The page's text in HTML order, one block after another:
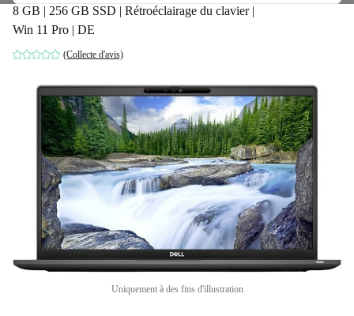
8 GB | 256 GB SSD | Rétroéclairage du clavier |
Win 11 Pro | DE
(Collecte d'avis)
Uniquement à des fins d'illustration